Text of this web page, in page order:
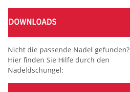
Nicht die passende Nadel gefunden?
Hier finden Sie Hilfe durch den
Nadeldschungel: